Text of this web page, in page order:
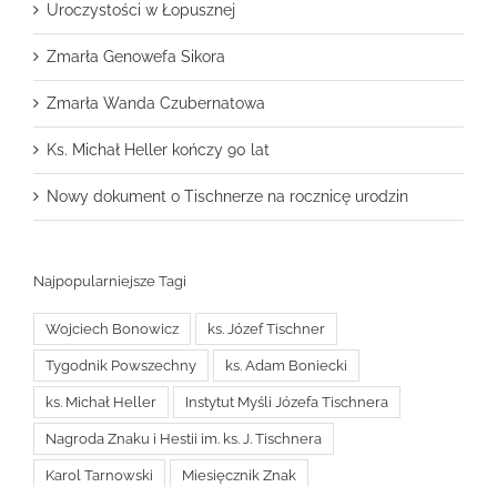
Uroczystości w Łopusznej
Zmarła Genowefa Sikora
Zmarła Wanda Czubernatowa
Ks. Michał Heller kończy 90 lat
Nowy dokument o Tischnerze na rocznicę urodzin
Najpopularniejsze Tagi
Wojciech Bonowicz ks. Józef Tischner
Tygodnik Powszechny ks. Adam Boniecki
ks. Michał Heller Instytut Myśli Józefa Tischnera
Nagroda Znaku i Hestii im. ks. J. Tischnera
Karol Tarnowski Miesięcznik Znak